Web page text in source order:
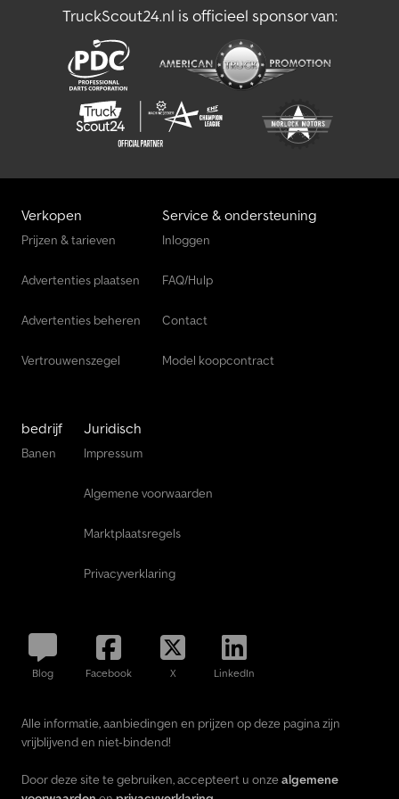
TruckScout24.nl is officieel sponsor van:
Verkopen
Prijzen & tarieven
Advertenties plaatsen
Advertenties beheren
Vertrouwenszegel
Service & ondersteuning
Inloggen
FAQ/Hulp
Contact
Model koopcontract
bedrijf
Banen
Juridisch
Impressum
Algemene voorwaarden
Marktplaatsregels
Privacyverklaring
Blog Facebook X LinkedIn
Alle informatie, aanbiedingen en prijzen op deze pagina zijn
vrijblijvend en niet-bindend!
Door deze site te gebruiken, accepteert u onze algemene